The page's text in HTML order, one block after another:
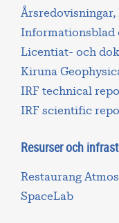
Årsredovisningar,
Informationsblad
Licentiat- och
Kiruna
IRF technical
IRF scientific
Resurser och
Restaurang
SpaceLab